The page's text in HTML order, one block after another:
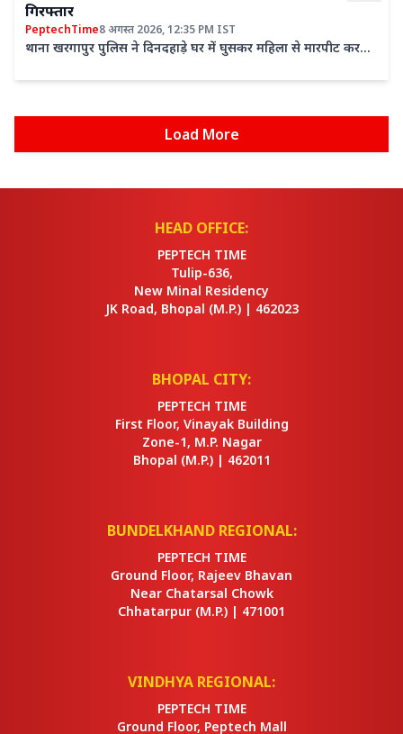
गिरफ्तार
PeptechTime8 अगस्त 2026, 12:35 PM IST
थाना खरगापुर पुलिस ने दिनदहाड़े घर में घुसकर महिला से मारपीट कर
Load More
HEAD OFFICE:
PEPTECH TIME
Tulip-636,
New Minal Residency
JK Road, Bhopal (M.P.) | 462023
BHOPAL CITY:
PEPTECH TIME
First Floor, Vinayak Building
Zone-1, M.P. Nagar
Bhopal (M.P.) | 462011
BUNDELKHAND REGIONAL:
PEPTECH TIME
Ground Floor, Rajeev Bhavan
Near Chatarsal Chowk
Chhatarpur (M.P.) | 471001
VINDHYA REGIONAL:
PEPTECH TIME
Ground Floor, Peptech Mall